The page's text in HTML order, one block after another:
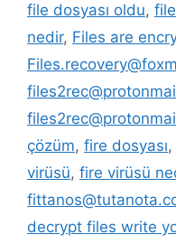
file dosyası oldu,
nedir, Files are
çözüm, fire dosyası,
virüsü, fire virüsü
decrypt files write